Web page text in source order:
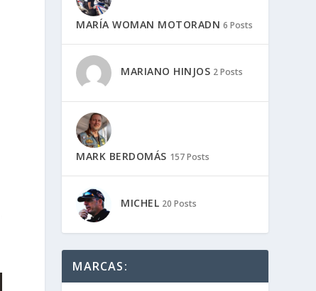
MARÍA WOMAN MOTORADN 6 Posts
MARIANO HINJOS 2 Posts
MARK BERDOMÁS 157 Posts
MICHEL 20 Posts
MARCAS: